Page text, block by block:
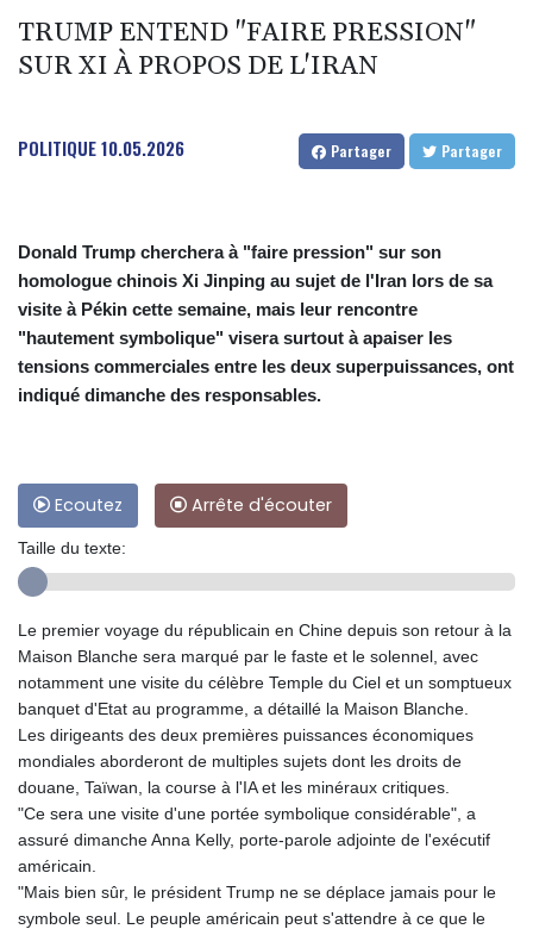
TRUMP ENTEND "FAIRE PRESSION"
SUR XI À PROPOS DE L'IRAN
POLITIQUE10.05.2026 Partager Partager
Donald Trump cherchera à "faire pression" sur son
homologue chinois Xi Jinping au sujet de l'Iran lors de sa
visite à Pékin cette semaine, mais leur rencontre
"hautement symbolique" visera surtout à apaiser les
tensions commerciales entre les deux superpuissances, ont
indiqué dimanche des responsables.
Ecoutez Arrête d'écouter
Taille du texte:
Le premier voyage du républicain en Chine depuis son retour à la
Maison Blanche sera marqué par le faste et le solennel, avec
notamment une visite du célèbre Temple du Ciel et un somptueux
banquet d'Etat au programme, a détaillé la Maison Blanche.
Les dirigeants des deux premières puissances économiques
mondiales aborderont de multiples sujets dont les droits de
douane, Taïwan, la course à l'IA et les minéraux critiques.
"Ce sera une visite d'une portée symbolique considérable", a
assuré dimanche Anna Kelly, porte-parole adjointe de l'exécutif
américain.
"Mais bien sûr, le président Trump ne se déplace jamais pour le
symbole seul. Le peuple américain peut s'attendre à ce que le